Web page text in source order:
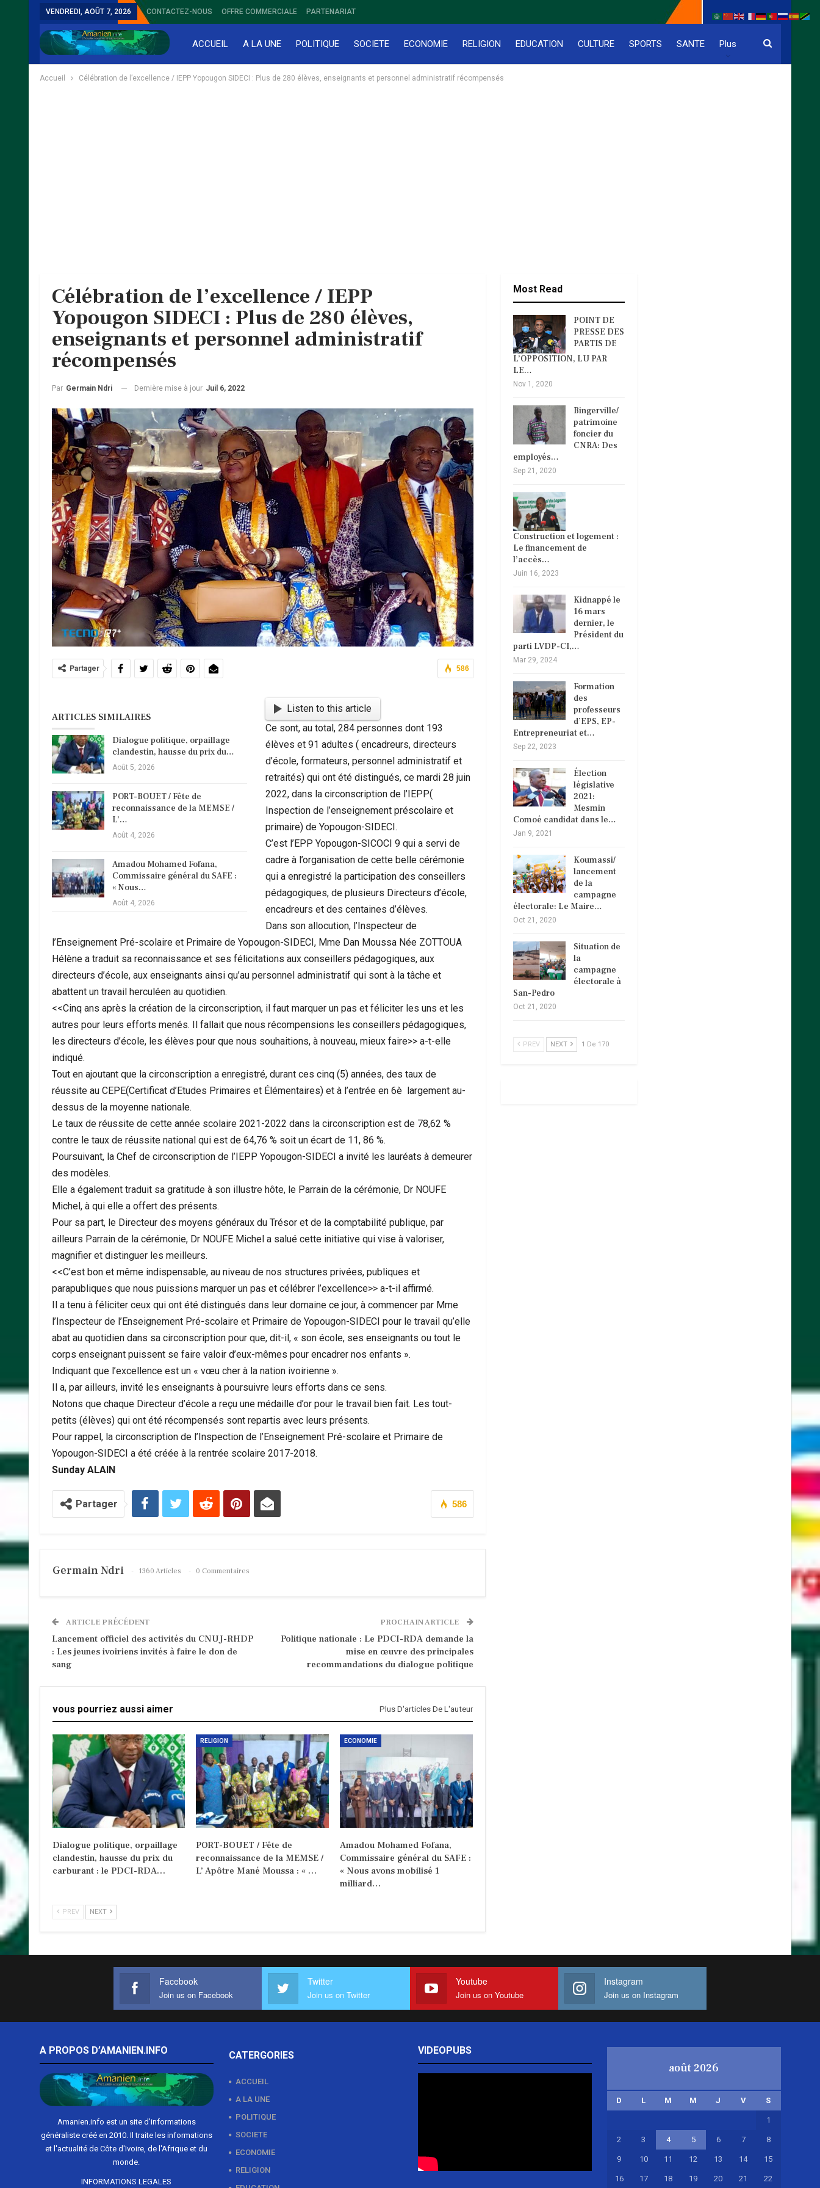
VENDREDI, AOÛT 7, 2026 CONTACTEZ-NOUS OFFRE COMMERCIALE PARTENARIAT
ACCUEIL A LA UNE POLITIQUE SOCIETE ECONOMIE RELIGION EDUCATION CULTURE SPORTS SANTE Plus
Accueil Célébration de l’excellence / IEPP Yopougon SIDECI : Plus de 280 élèves, enseignants et personnel administratif récompensés
Célébration de l’excellence / IEPP
Yopougon SIDECI : Plus de 280 élèves,
enseignants et personnel administratif
récompensés
Par Germain Ndri Dernière mise à jour Juil 6, 2022
586
Partager
ARTICLES SIMILAIRES
Dialogue politique, orpaillage
clandestin, hausse du prix du…
Août 5, 2026
PORT-BOUET / Fête de
reconnaissance de la MEMSE /
L’…
Août 4, 2026
Amadou Mohamed Fofana,
Commissaire général du SAFE :
« Nous…
Août 4, 2026
Listen to this article
Ce sont, au total, 284 personnes dont 193
élèves et 91 adultes ( encadreurs, directeurs
d’école, formateurs, personnel administratif et
retraités) qui ont été distingués, ce mardi 28 juin
2022, dans la circonscription de l’IEPP(
Inspection de l’enseignement préscolaire et
primaire) de Yopougon-SIDECI.
C’est l’EPP Yopougon-SICOCI 9 qui a servi de
cadre à l’organisation de cette belle cérémonie
qui a enregistré la participation des conseillers
pédagogiques, de plusieurs Directeurs d’école,
encadreurs et des centaines d’élèves.
Dans son allocution, l’Inspecteur de
l’Enseignement Pré-scolaire et Primaire de Yopougon-SIDECI, Mme Dan Moussa Née ZOTTOUA
Hélène a traduit sa reconnaissance et ses félicitations aux conseillers pédagogiques, aux
directeurs d’école, aux enseignants ainsi qu’au personnel administratif qui sont à la tâche et
abattent un travail herculéen au quotidien.
<<Cinq ans après la création de la circonscription, il faut marquer un pas et féliciter les uns et les
autres pour leurs efforts menés. Il fallait que nous récompensions les conseillers pédagogiques,
les directeurs d’école, les élèves pour que nous souhaitions, à nouveau, mieux faire>> a-t-elle
indiqué.
Tout en ajoutant que la circonscription a enregistré, durant ces cinq (5) années, des taux de
réussite au CEPE(Certificat d’Etudes Primaires et Élémentaires) et à l’entrée en 6è largement au-
dessus de la moyenne nationale.
Le taux de réussite de cette année scolaire 2021-2022 dans la circonscription est de 78,62 %
contre le taux de réussite national qui est de 64,76 % soit un écart de 11, 86 %.
Poursuivant, la Chef de circonscription de l’IEPP Yopougon-SIDECI a invité les lauréats à demeurer
des modèles.
Elle a également traduit sa gratitude à son illustre hôte, le Parrain de la cérémonie, Dr NOUFE
Michel, à qui elle a offert des présents.
Pour sa part, le Directeur des moyens généraux du Trésor et de la comptabilité publique, par
ailleurs Parrain de la cérémonie, Dr NOUFE Michel a salué cette initiative qui vise à valoriser,
magnifier et distinguer les meilleurs.
<<C’est bon et même indispensable, au niveau de nos structures privées, publiques et
parapubliques que nous puissions marquer un pas et célébrer l’excellence>> a-t-il affirmé.
Il a tenu à féliciter ceux qui ont été distingués dans leur domaine ce jour, à commencer par Mme
l’Inspecteur de l’Enseignement Pré-scolaire et Primaire de Yopougon-SIDECI pour le travail qu’elle
abat au quotidien dans sa circonscription pour que, dit-il, « son école, ses enseignants ou tout le
corps enseignant puissent se faire valoir d’eux-mêmes pour encadrer nos enfants ».
Indiquant que l’excellence est un « vœu cher à la nation ivoirienne ».
Il a, par ailleurs, invité les enseignants à poursuivre leurs efforts dans ce sens.
Notons que chaque Directeur d’école a reçu une médaille d’or pour le travail bien fait. Les tout-
petits (élèves) qui ont été récompensés sont repartis avec leurs présents.
Pour rappel, la circonscription de l’Inspection de l’Enseignement Pré-scolaire et Primaire de
Yopougon-SIDECI a été créée à la rentrée scolaire 2017-2018.
Sunday ALAIN
586
Partager
Germain Ndri 1360 Articles 0 Commentaires
ARTICLE PRÉCÉDENT
Lancement officiel des activités du CNUJ-RHDP
: Les jeunes ivoiriens invités à faire le don de
sang
PROCHAIN ARTICLE
Politique nationale : Le PDCI-RDA demande la
mise en œuvre des principales
recommandations du dialogue politique
vous pourriez aussi aimer Plus D'articles De L'auteur
Dialogue politique, orpaillage
clandestin, hausse du prix du
carburant : le PDCI-RDA…
RELIGION
PORT-BOUET / Fête de
reconnaissance de la MEMSE /
L’ Apôtre Mané Moussa : « …
ECONOMIE
Amadou Mohamed Fofana,
Commissaire général du SAFE :
« Nous avons mobilisé 1
milliard…
PREV NEXT
Most Read
POINT DE
PRESSE DES
PARTIS DE
L’OPPOSITION, LU PAR
LE…
Nov 1, 2020
Bingerville/
patrimoine
foncier du
CNRA: Des
employés…
Sep 21, 2020
Construction et logement :
Le financement de
l’accès…
Juin 16, 2023
Kidnappé le
16 mars
dernier, le
Président du
parti LVDP-CI,…
Mar 29, 2024
Formation
des
professeurs
d’EPS, EP-
Entrepreneuriat et…
Sep 22, 2023
Élection
législative
2021:
Mesmin
Comoé candidat dans le…
Jan 9, 2021
Koumassi/
lancement
de la
campagne
électorale: Le Maire…
Oct 21, 2020
Situation de
la
campagne
électorale à
San-Pedro
Oct 21, 2020
PREV NEXT 1 De 170
Facebook
Join us on Facebook
Twitter
Join us on Twitter
Youtube
Join us on Youtube
Instagram
Join us on Instagram
A PROPOS D’AMANIEN.INFO
Amanien.info est un site d'informations
généraliste créé en 2010. Il traite les informations
et l'actualité de Côte d'Ivoire, de l'Afrique et du
monde.
INFORMATIONS LEGALES
CATERGORIES
ACCUEIL
A LA UNE
POLITIQUE
SOCIETE
ECONOMIE
RELIGION
VIDEOPUBS
août 2026
D L M M J V S
1
2 3 4 5 6 7 8
9 10 11 12 13 14 15
16 17 18 19 20 21 22